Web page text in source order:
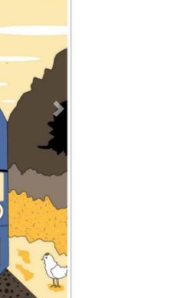
Next